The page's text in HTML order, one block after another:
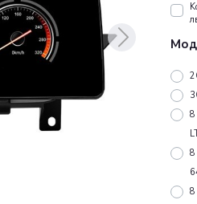
8
8
8